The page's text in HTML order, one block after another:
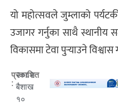
यो महोत्सवले जुम्लाको
उजागर गर्नुका साथै स्थानीय
विकासमा टेवा पुर्‍याउने
प्रकाशित
:
२०८२
बैशाख
१०